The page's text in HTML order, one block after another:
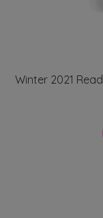
Winter 2021